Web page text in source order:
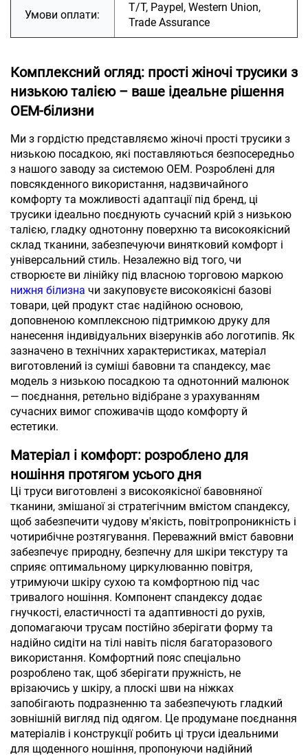
Умови оплати:
T/T, Paypel, Western Union,
Trade Assurance
Комплексний огляд: прості жіночі трусики з
низькою талією – ваше ідеальне рішення
OEM-білизни
Ми з гордістю представляємо жіночі прості трусики з
низькою посадкою, які поставляються безпосередньо
з нашого заводу за системою OEM. Розроблені для
повсякденного використання, надзвичайного
комфорту та можливості адаптації під бренд, ці
трусики ідеально поєднують сучасний крій з низькою
талією, гладку однотонну поверхню та високоякісний
склад тканини, забезпечуючи винятковий комфорт і
універсальний стиль. Незалежно від того, чи
створюєте ви лінійку під власною торговою маркою
нижня білизна чи закуповуєте високоякісні базові
товари, цей продукт стає надійною основою,
доповненою комплексною підтримкою друку для
нанесення індивідуальних візерунків або логотипів. Як
зазначено в технічних характеристиках, матеріал
виготовлений із суміші бавовни та спандексу, має
модель з низькою посадкою та однотонний малюнок
— поєднання, ретельно відібране з урахуванням
сучасних вимог споживачів щодо комфорту й
естетики.
Матеріал і комфорт: розроблено для
ношіння протягом усього дня
Ці труси виготовлені з високоякісної бавовняної
тканини, змішаної зі стратегічним вмістом спандексу,
щоб забезпечити чудову м'якість, повітропроникність і
чотирибічне розтягування. Переважний вміст бавовни
забезпечує природну, безпечну для шкіри текстуру та
сприяє оптимальному циркулюванню повітря,
утримуючи шкіру сухою та комфортною під час
тривалого ношіння. Компонент спандексу додає
гнучкості, еластичності та адаптивності до рухів,
допомагаючи трусам постійно зберігати форму та
надійно сидіти на тілі навіть після багаторазового
використання. Комфортний пояс спеціально
розроблено так, щоб зберігати пружність, не
врізаючись у шкіру, а плоскі шви на ніжках
запобігають подразненню та забезпечують гладкий
зовнішній вигляд під одягом. Це продумане поєднання
матеріалів і конструкції робить ці труси ідеальними
для щоденного ношіння, пропонуючи надійний